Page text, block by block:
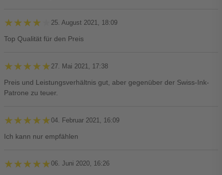
★★★★★
★★★★★ 25. August 2021, 18:09
Top Qualität für den Preis
★★★★★
★★★★★ 27. Mai 2021, 17:38
Preis und Leistungsverhältnis gut, aber gegenüber der Swiss-Ink-
Patrone zu teuer.
★★★★★
★★★★★04. Februar 2021, 16:09
Ich kann nur empfählen
★★★★★
★★★★★06. Juni 2020, 16:26